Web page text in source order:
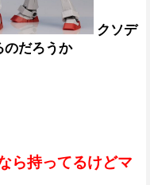
クソデ
のだろうか
ら持ってるけどマ